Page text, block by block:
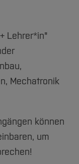
Lehrer*in"
Mechatronik
können
um